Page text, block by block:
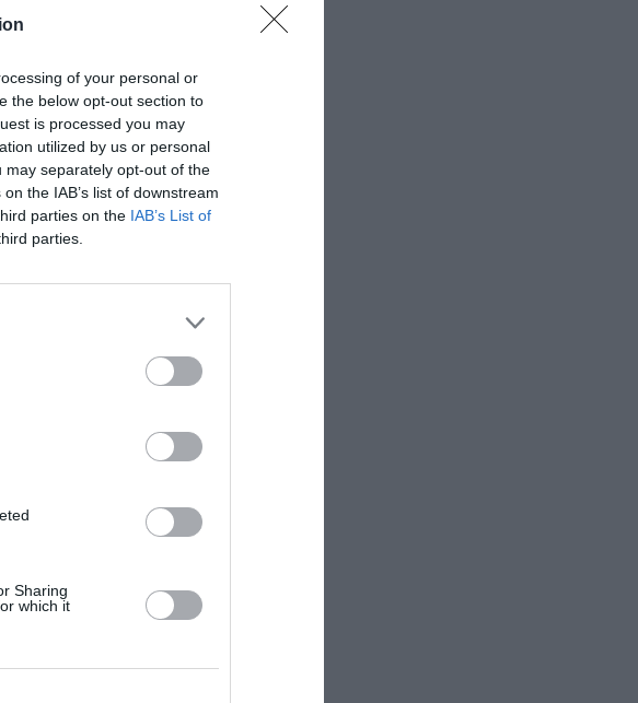
of your personal or
the below opt-out section to
is processed you may
utilized by us or personal
may separately opt-out of the
the IAB’s list of downstream
parties on the IAB’s List of
parties.
Sharing
which it